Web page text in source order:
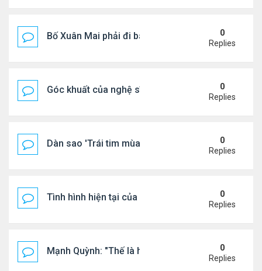
Bố Xuân Mai phải đi bán cơm ở Mỹ
0
Replies
Góc khuất của nghệ sĩ Hoài Tâm
0
Replies
Dàn sao 'Trái tim mùa thu' sau 26 năm
0
Replies
Tình hình hiện tại của Quang Lê
0
Replies
Mạnh Quỳnh: "Thế là hết"
0
Replies